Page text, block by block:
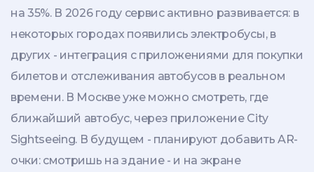
на 35%. В 2026 году сервис активно развивается: в
некоторых городах появились электробусы, в
других - интеграция с приложениями для покупки
билетов и отслеживания автобусов в реальном
времени. В Москве уже можно смотреть, где
ближайший автобус, через приложение City
Sightseeing. В будущем - планируют добавить AR-
очки: смотришь на здание - и на экране